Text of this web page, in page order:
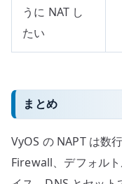
うに NAT し
たい
まとめ
VyOS の NAPT は数
Firewall、デフォル